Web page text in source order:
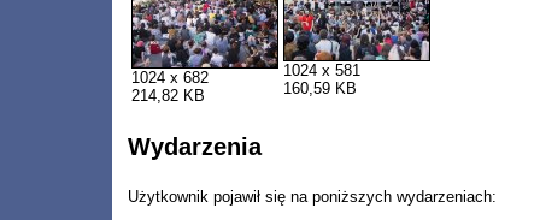
1024 x 682
214,82 KB
1024 x 581
160,59 KB
Wydarzenia
Użytkownik pojawił się na poniższych wydarzeniach: